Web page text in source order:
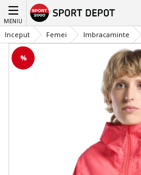
MENIU
Inceput Femei Imbracaminte
%